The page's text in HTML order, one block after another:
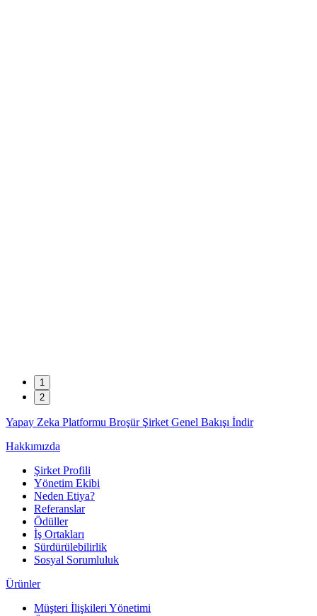
1
2
Yapay Zeka Platformu Broşür Şirket Genel Bakışı İndir
Hakkımızda
Şirket Profili
Yönetim Ekibi
Neden Etiya?
Referanslar
Ödüller
İş Ortakları
Sürdürülebilirlik
Sosyal Sorumluluk
Ürünler
Müşteri İlişkileri Yönetimi